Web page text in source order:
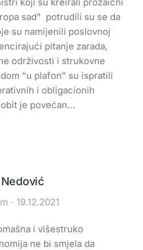
sad” potrudili su se da
su namijenili poslovnoj
pitanje zarada,
održivosti i strukovne
“u plafon” su ispratili
i obligacionih
je povećan…
19.12.2021
i višestruko
ne bi smjela da